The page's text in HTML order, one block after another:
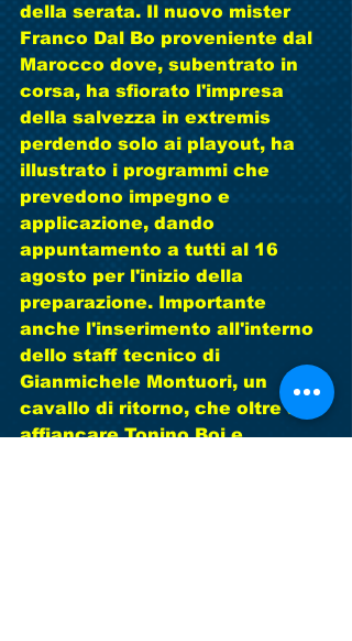
della serata. Il nuovo mister
Franco Dal Bo proveniente dal
Marocco dove, subentrato in
corsa, ha sfiorato l'impresa
della salvezza in extremis
perdendo solo ai playout, ha
illustrato i programmi che
prevedono impegno e
applicazione, dando
appuntamento a tutti al 16
agosto per l'inizio della
preparazione. Importante
anche l'inserimento all'interno
dello staff tecnico di
Gianmichele Montuori, un
cavallo di ritorno, che oltre ad
affiancare Tonino Boi e